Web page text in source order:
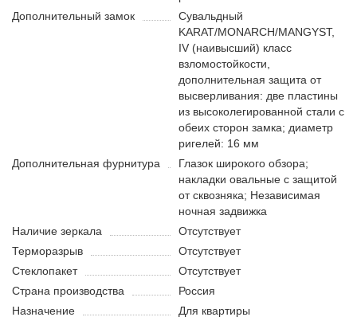
Дополнительный замок
Сувальдный
KARAT/MONARCH/MANGYST,
IV (наивысший) класс
взломостойкости,
дополнительная защита от
высверливания: две пластины
из высоколегированной стали с
обеих сторон замка; диаметр
ригелей: 16 мм
Дополнительная фурнитура
Глазок широкого обзора;
накладки овальные с защитой
от сквозняка; Независимая
ночная задвижка
Наличие зеркала
Отсутствует
Терморазрыв
Отсутствует
Стеклопакет
Отсутствует
Страна производства
Россия
Назначение
Для квартиры